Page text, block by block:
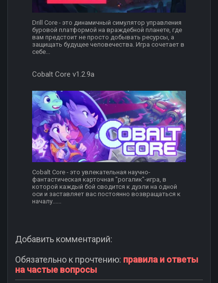
Drill Core - это динамичный симулятор управления
буровой платформой на враждебной планете, где
вам предстоит не просто добывать ресурсы, а
защищать будущее человечества. Игра сочетает в
себе...
Cobalt Core v1.2.9a
Cobalt Core - это увлекательная научно-
фантастическая карточная "рогалик"-игра, в
которой каждый бой сводится к дуэли на одной
оси и заставляет вас постоянно возвращаться к
началу......
Добавить комментарий:
Обязательно к прочтению: правила и ответы
на частые вопросы